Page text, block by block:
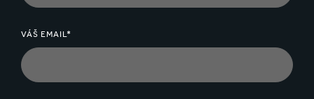
VÁŠ EMAIL*